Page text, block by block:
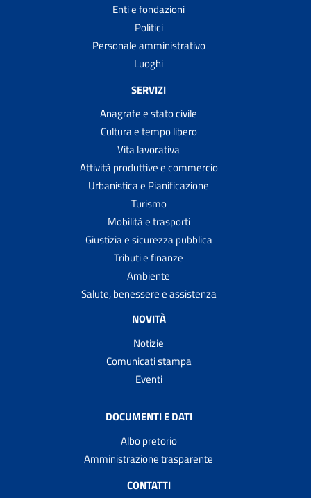
Enti e fondazioni
Politici
Personale amministrativo
Luoghi
SERVIZI
Anagrafe e stato civile
Cultura e tempo libero
Vita lavorativa
Attività produttive e commercio
Urbanistica e Pianificazione
Turismo
Mobilità e trasporti
Giustizia e sicurezza pubblica
Tributi e finanze
Ambiente
Salute, benessere e assistenza
NOVITÀ
Notizie
Comunicati stampa
Eventi
DOCUMENTI E DATI
Albo pretorio
Amministrazione trasparente
CONTATTI